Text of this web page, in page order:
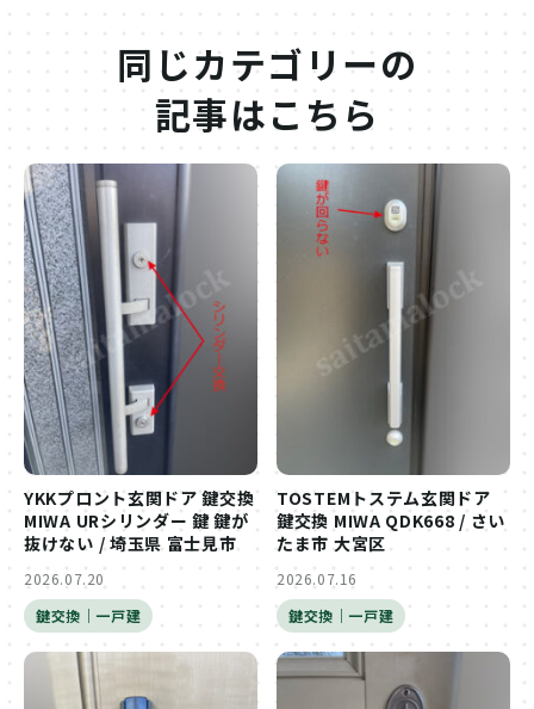
同じカテゴリーの
記事はこちら
YKKプロント玄関ドア 鍵交換
MIWA URシリンダー 鍵 鍵が
抜けない / 埼玉県 富士見市
2026.07.20
鍵交換｜一戸建
TOSTEMトステム玄関ドア
鍵交換 MIWA QDK668 / さい
たま市 大宮区
2026.07.16
鍵交換｜一戸建